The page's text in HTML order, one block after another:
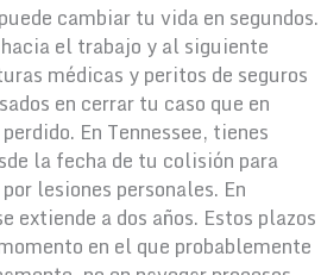
cambiar tu vida en segundos.
el trabajo y al siguiente
médicas y peritos de seguros
en cerrar tu caso que en
En Tennessee, tienes
la fecha de tu colisión para
lesiones personales. En
extiende a dos años. Estos plazos
en el que probablemente